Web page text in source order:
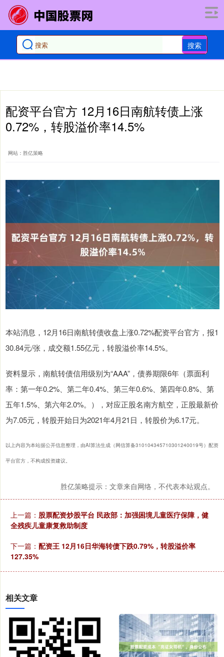
搜索
配资平台官方 12月16日南航转债上涨
0.72%，转股溢价率14.5%
网站：胜亿策略
本站消息，12月16日南航转债收盘上涨0.72%配资平台官方，报1
30.84元/张，成交额1.55亿元，转股溢价率14.5%。
资料显示，南航转债信用级别为“AAA”，债券期限6年（票面利
率：第一年0.2%、第二年0.4%、第三年0.6%、第四年0.8%、第
五年1.5%、第六年2.0%。），对应正股名南方航空，正股最新价
为7.05元，转股开始日为2021年4月21日，转股价为6.17元。
以上内容为本站据公开信息整理，由AI算法生成（网信算备310104345710301240019号）配资
平台官方，不构成投资建议。
胜亿策略提示：文章来自网络，不代表本站观点。
上一篇： 股票配资炒股平台 民政部：加强困境儿童医疗保障，健
全残疾儿童康复救助制度
下一篇： 配资王 12月16日华海转债下跌0.79%，转股溢价率
127.35%
相关文章